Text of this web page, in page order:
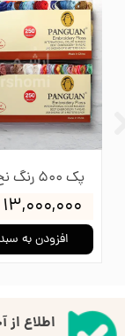
۱۳,۰۰۰,۰۰۰ تومان
افزودن به
اطلاع